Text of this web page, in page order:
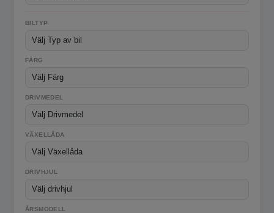
BILTYP
FÄRG
DRIVMEDEL
VÄXELLÅDA
DRIVHJUL
ÅRSMODELL